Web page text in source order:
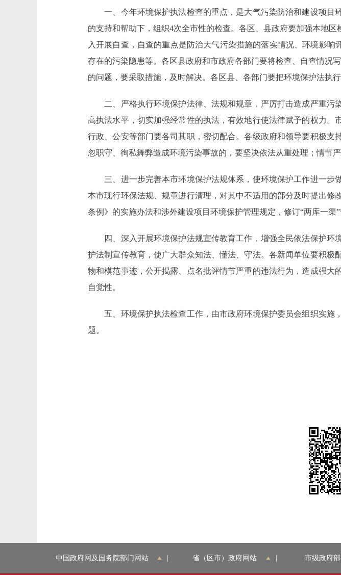
一、今年环境保护执法检查的重点，是大气污染防治和建设项目
的支持和帮助下，组织4次全市性的检查。各区、县政府要加强本地
入开展自查，自查的重点是防治大气污染措施的落实情况、环境影
存在的污染隐患等。各区县政府和市政府各部门要将检查、自查情况
的问题，要采取措施，及时解决。各区县、各部门要把环境保护法执
二、严格执行环境保护法律、法规和规章，严厉打击造成严重污
高执法水平，切实加强经常性的执法，有效地行使法律赋予的权力
行政、公安等部门要各司其职，密切配合。各级政府和领导要积极
忽职守、徇私舞弊造成环境污染事故的，要坚决依法从重处理；情节
三、进一步完善本市环境保护法规体系，使环境保护工作进一步
本市现行环保法规、规章进行清理，对其中不适用的部分及时提出
条例》的实施办法和涉外建设项目环境保护管理规定，修订“两库一渠”
四、深入开展环境保护法规宣传教育工作，增强全民依法保护环
护法制宣传教育，使广大群众知法、懂法、守法。各新闻单位要积
物和模范事迹，公开揭露、点名批评情节严重的违法行为，造成强
自觉性。
五、环境保护执法检查工作，由市政府环境保护委员会组织实施
题。
中国政府网及国务院部门网站 省（区市）政府网站 市级政府